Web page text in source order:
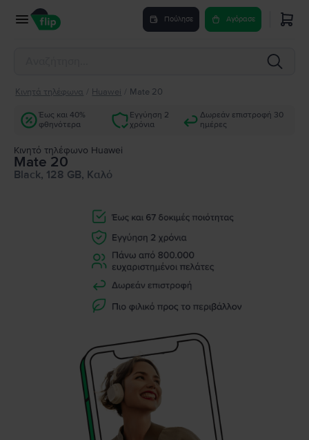
Πούλησε Αγόρασε
Κινητά τηλέφωνα Huawei Mate 20
Έως και 40%
φθηνότερα
Εγγύηση 2
χρόνια
Δωρεάν επιστροφή 30
ημέρες
Κινητό τηλέφωνο Huawei
Mate 20
Black, 128 GB, Καλό